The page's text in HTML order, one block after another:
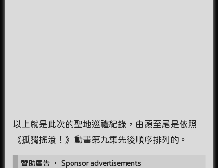
以上就是此次的聖地巡禮紀錄，由頭至尾是依照
《孤獨搖滾！》動畫第九集先後順序排列的。
贊助廣告 ‧ Sponsor advertisements